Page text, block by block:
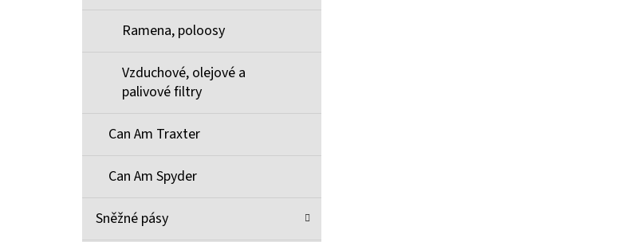
Ramena, poloosy
Vzduchové, olejové a
palivové filtry
Can Am Traxter
Can Am Spyder
Sněžné pásy